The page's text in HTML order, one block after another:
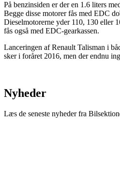
På benzinsiden er der en 1.6 liters
Begge disse motorer fås med EDC
Dieselmotorerne yder 110, 130 eller
fås også med EDC-gearkassen.
Lanceringen af Renault Talisman i
sker i foråret 2016, men der endnu
Nyheder
Læs de seneste nyheder fra